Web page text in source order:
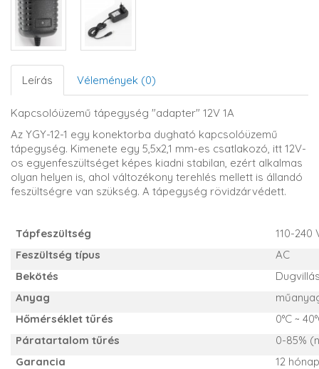
Leírás Vélemények (0)
Kapcsolóüzemű tápegység "adapter" 12V 1A
Az YGY-12-1 egy konektorba dugható kapcsolóüzemű
tápegység. Kimenete egy 5,5x2,1 mm-es csatlakozó, itt 12V-
os egyenfeszültséget képes kiadni stabilan, ezért alkalmas
olyan helyen is, ahol változékony terehlés mellett is állandó
feszültségre van szükség. A tápegység rövidzárvédett.
Tápfeszültség
110-240
Feszültség típus
AC
Bekötés
Anyag
Hőmérséklet tűrés
0°C ~
Páratartalom tűrés
0-85%
Garancia
12